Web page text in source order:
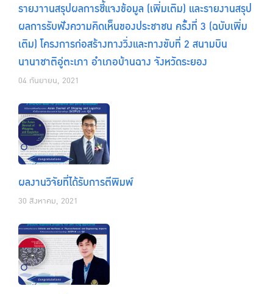
รายงาานสรุปผลการชี้แจงข้อมูล (เพิ่มเติม) และรายงานสรุป
ผลการรับฟังความคิดเห็นของประชาชน ครั้งที่ 3 (ฉบับเพิ่ม
เติม) โครงการก่อสร้างทางวิ่งและทางขับที่ 2 สนามบิน
นานาชาติอู่ตะเภา อำเภอบ้านฉาง จังหวัดระยอง
04 กันยายน, 2021
ผลงานวิจัยที่ได้รับการตีพิมพ์
30 สิงหาคม, 2021